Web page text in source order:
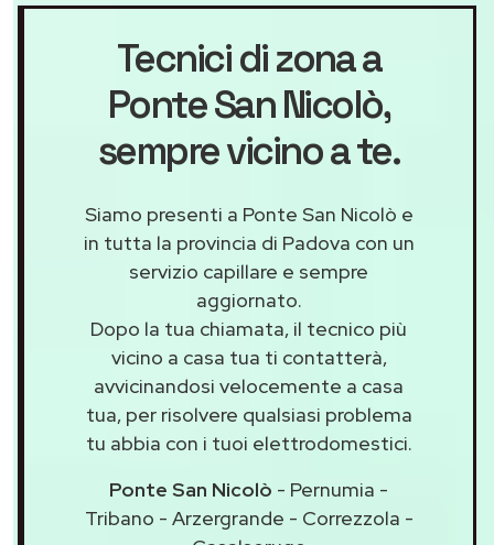
Tecnici di zona a
Ponte San Nicolò,
sempre vicino a te.
Siamo presenti a Ponte San Nicolò e
in tutta la provincia di Padova con un
servizio capillare e sempre
aggiornato.
Dopo la tua chiamata, il tecnico più
vicino a casa tua ti contatterà,
avvicinandosi velocemente a casa
tua, per risolvere qualsiasi problema
tu abbia con i tuoi elettrodomestici.
Ponte San Nicolò - Pernumia -
Tribano - Arzergrande - Correzzola -